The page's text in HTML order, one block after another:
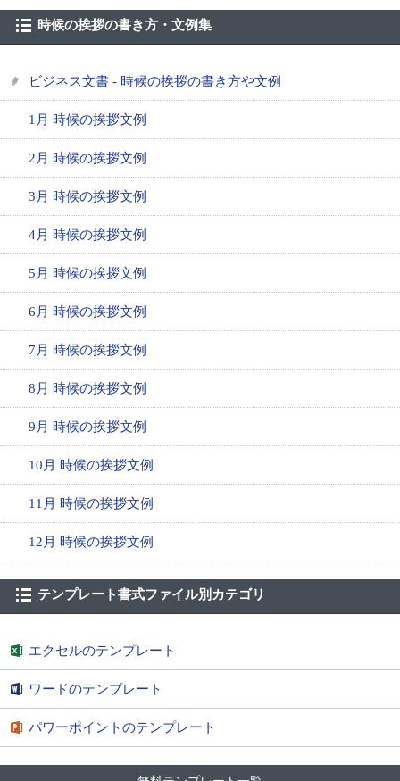
時候の挨拶の書き方・文例集
ビジネス文書 - 時候の挨拶の書き方や文例
1月 時候の挨拶文例
2月 時候の挨拶文例
3月 時候の挨拶文例
4月 時候の挨拶文例
5月 時候の挨拶文例
6月 時候の挨拶文例
7月 時候の挨拶文例
8月 時候の挨拶文例
9月 時候の挨拶文例
10月 時候の挨拶文例
11月 時候の挨拶文例
12月 時候の挨拶文例
テンプレート書式ファイル別カテゴリ
エクセルのテンプレート
ワードのテンプレート
パワーポイントのテンプレート